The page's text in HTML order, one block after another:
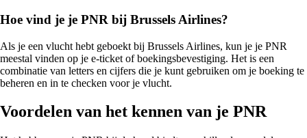
Hoe vind je je PNR bij Brussels Airlines?
Als je een vlucht hebt geboekt bij Brussels Airlines, kun je je PNR
meestal vinden op je e-ticket of boekingsbevestiging. Het is een
combinatie van letters en cijfers die je kunt gebruiken om je boeking te
beheren en in te checken voor je vlucht.
Voordelen van het kennen van je PNR